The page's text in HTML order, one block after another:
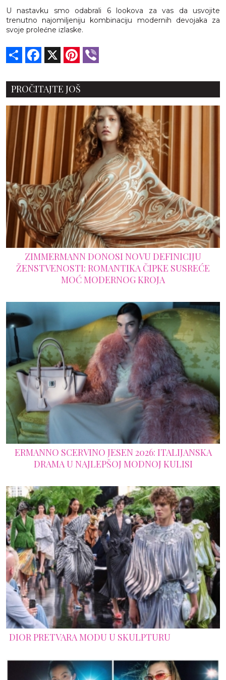
U nastavku smo odabrali 6 lookova za vas da usvojite
trenutno najomiljeniju kombinaciju modernih devojaka za
svoje prolećne izlaske.
Share Facebook Pinterest
PROČITAJTE JOŠ
ZIMMERMANN DONOSI NOVU DEFINICIJU
ŽENSTVENOSTI: ROMANTIKA ČIPKE SUSREĆE
MOĆ MODERNOG KROJA
ERMANNO SCERVINO JESEN 2026: ITALIJANSKA
DRAMA U NAJLEPŠOJ MODNOJ KULISI
DIOR PRETVARA MODU U SKULPTURU